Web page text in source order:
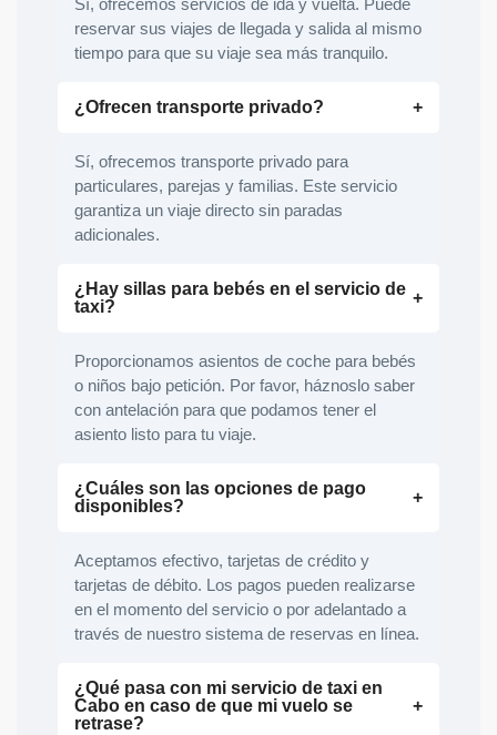
Sí, ofrecemos servicios de ida y vuelta. Puede
reservar sus viajes de llegada y salida al mismo
tiempo para que su viaje sea más tranquilo.
¿Ofrecen transporte privado?
Sí, ofrecemos transporte privado para
particulares, parejas y familias. Este servicio
garantiza un viaje directo sin paradas
adicionales.
¿Hay sillas para bebés en el servicio de
taxi?
Proporcionamos asientos de coche para bebés
o niños bajo petición. Por favor, háznoslo saber
con antelación para que podamos tener el
asiento listo para tu viaje.
¿Cuáles son las opciones de pago
disponibles?
Aceptamos efectivo, tarjetas de crédito y
tarjetas de débito. Los pagos pueden realizarse
en el momento del servicio o por adelantado a
través de nuestro sistema de reservas en línea.
¿Qué pasa con mi servicio de taxi en
Cabo en caso de que mi vuelo se
retrase?